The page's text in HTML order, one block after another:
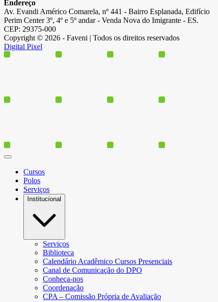
Endereço
Av. Evandi Américo Comarela, nº 441 - Bairro Esplanada, Edifício
Perim Center 3º, 4º e 5º andar - Venda Nova do Imigrante - ES.
CEP: 29375-000
Copyright © 2026 - Faveni | Todos os direitos reservados
Digital Pixel
Cursos
Polos
Serviços
Institucional
Serviços
Biblioteca
Calendário Acadêmico Cursos Presenciais
Canal de Comunicação do DPO
Conheça-nos
Coordenação
CPA – Comissão Própria de Avaliação